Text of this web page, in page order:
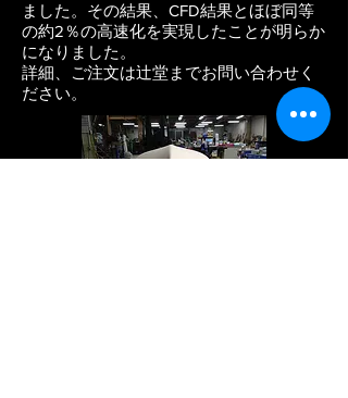
ました。その結果、CFD結果とほぼ同等
の約2％の高速化を実現したことが明らか
になりました。
詳細、ご注文は辻堂までお問い合わせく
ださい。